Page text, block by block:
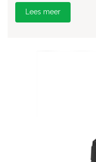
Lees meer